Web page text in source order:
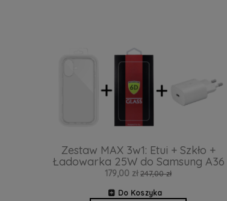
Zestaw MAX 3w1: Etui + Szkło +
Ładowarka 25W do Samsung A36
179,00 zł 247,00 zł
Do Koszyka